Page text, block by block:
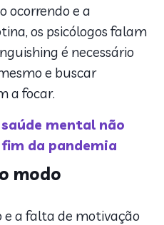
ocorrendo e a
os psicólogos falam
é necessário
e buscar
a focar.
saúde mental não
da pandemia
modo
a falta de motivação